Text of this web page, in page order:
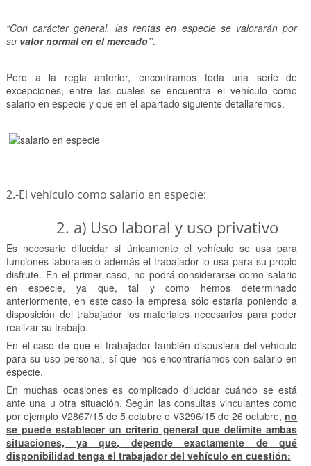
“Con carácter general, las rentas en especie se valorarán por
su valor normal en el mercado”.
Pero a la regla anterior, encontramos toda una serie de
excepciones, entre las cuales se encuentra el vehículo como
salario en especie y que en el apartado siguiente detallaremos.
2.-El vehículo como salario en especie:
2. a) Uso laboral y uso privativo
Es necesario dilucidar si únicamente el vehículo se usa para
funciones laborales o además el trabajador lo usa para su propio
disfrute. En el primer caso, no podrá considerarse como salario
en especie, ya que, tal y como hemos determinado
anteriormente, en este caso la empresa sólo estaría poniendo a
disposición del trabajador los materiales necesarios para poder
realizar su trabajo.
En el caso de que el trabajador también dispusiera del vehículo
para su uso personal, sí que nos encontraríamos con salario en
especie.
En muchas ocasiones es complicado dilucidar cuándo se está
ante una u otra situación. Según las consultas vinculantes como
por ejemplo V2867/15 de 5 octubre o V3296/15 de 26 octubre, no
se puede establecer un criterio general que delimite ambas
situaciones, ya que, depende exactamente de qué
disponibilidad tenga el trabajador del vehículo en cuestión: